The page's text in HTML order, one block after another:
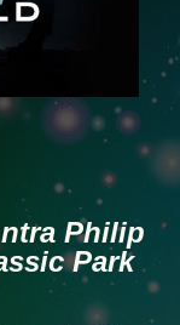
Philip
Park